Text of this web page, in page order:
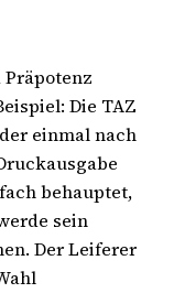
Die TAZ
einmal nach
behauptet,
sein
Der Leiferer